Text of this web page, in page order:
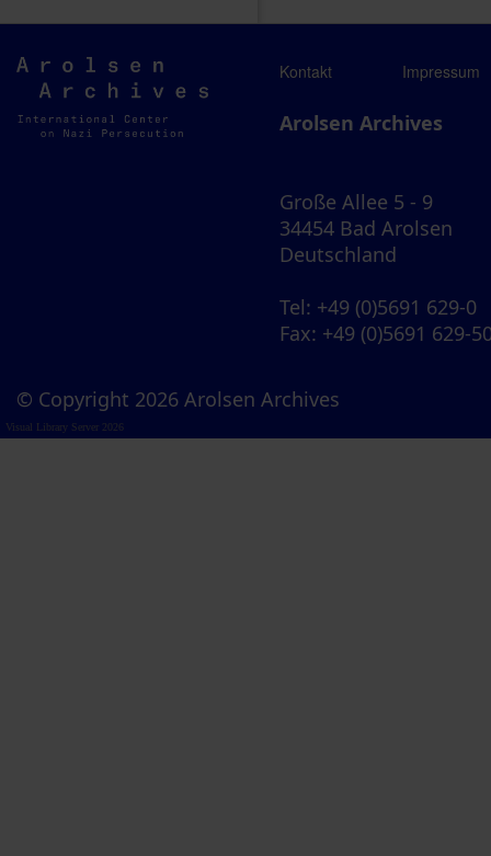
Arolsen
Archives
Kontakt Impressum
Arolsen Archives
Große Allee 5 - 9
34454 Bad Arolsen
Deutschland
Tel: +49 (0)5691 629-0
Fax: +49 (0)5691 629-
© Copyright 2026 Arolsen Archives
Visual Library Server 2026